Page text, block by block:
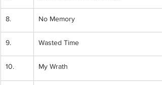
8. No Memory
9. Wasted Time
10. My Wrath